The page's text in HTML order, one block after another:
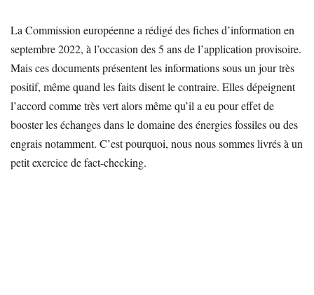
La Commission européenne a rédigé des fiches d’information en
septembre 2022, à l’occasion des 5 ans de l’application provisoire.
Mais ces documents présentent les informations sous un jour très
positif, même quand les faits disent le contraire. Elles dépeignent
l’accord comme très vert alors même qu’il a eu pour effet de
booster les échanges dans le domaine des énergies fossiles ou des
engrais notamment. C’est pourquoi, nous nous sommes livrés à un
petit exercice de fact-checking.